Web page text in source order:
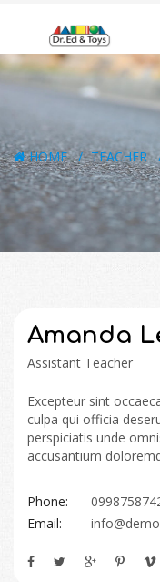
HOME TEACHER
Amanda
Assistant Teacher
Excepteur sint
culpa qui officia
perspiciatis unde
accusantium
Phone:
Email: